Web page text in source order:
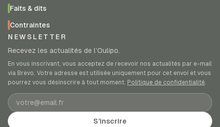
Faits & dits
Contraintes
NEWSLETTER
Recevez les actualités de l’Oulipo.
En vous inscrivant, vous acceptez de recevoir nos actualités par e-mail
via Brevo. Votre adresse est utilisée uniquement pour cet envoi et vous
pourrez vous désinscrire à tout moment. Politique de confidentialité.
Adresse e-mail
S’inscrire